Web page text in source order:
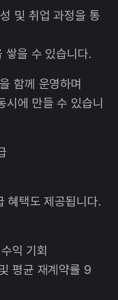
및 취업 과정을 통
쌓을 수 있습니다.
함께 운영하며
에 만들 수 있습니
혜택도 제공됩니다.
익 기회
평균 재계약률 9